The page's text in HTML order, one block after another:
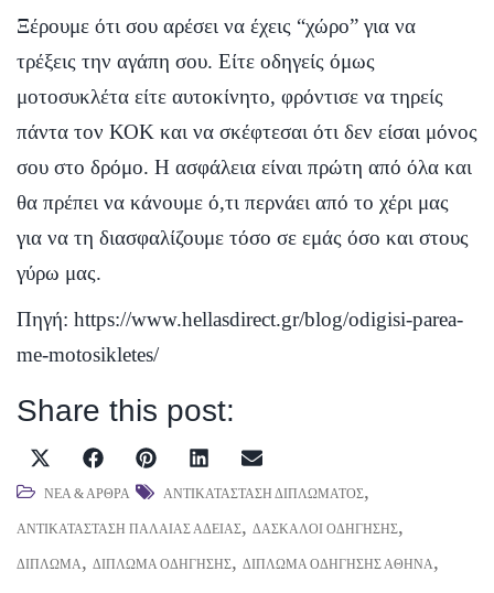
Ξέρουμε ότι σου αρέσει να έχεις “χώρο” για να
τρέξεις την αγάπη σου. Είτε οδηγείς όμως
μοτοσυκλέτα είτε αυτοκίνητο, φρόντισε να τηρείς
πάντα τον ΚΟΚ και να σκέφτεσαι ότι δεν είσαι μόνος
σου στο δρόμο. Η ασφάλεια είναι πρώτη από όλα και
θα πρέπει να κάνουμε ό,τι περνάει από το χέρι μας
για να τη διασφαλίζουμε τόσο σε εμάς όσο και στους
γύρω μας.
Πηγή: https://www.hellasdirect.gr/blog/odigisi-parea-
me-motosikletes/
Share this post:
Share
on
(
T
w
Share
on
a
c
e
Share
on
i
n
t
Share
on
i
n
k
Share
on
m
a
i
ΝΈΑ & ΆΡΘΡΑ ΑΝΤΙΚΑΤΆΣΤΑΣΗ ΔΙΠΛΏΜΑΤΟΣ,
ΑΝΤΙΚΑΤΆΣΤΑΣΗ ΠΑΛΑΙΆΣ ΆΔΕΙΑΣ, ΔΆΣΚΑΛΟΙ ΟΔΉΓΗΣΗΣ,
ΔΊΠΛΩΜΑ, ΔΊΠΛΩΜΑ ΟΔΉΓΗΣΗΣ, ΔΊΠΛΩΜΑ ΟΔΉΓΗΣΗΣ ΑΘΉΝΑ,